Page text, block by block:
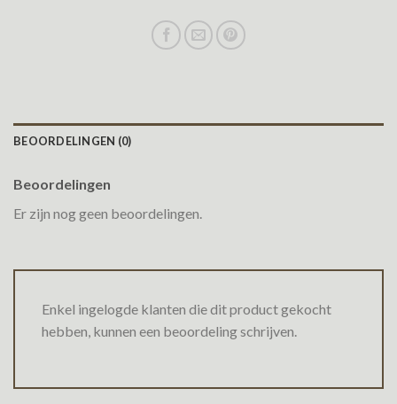
BEOORDELINGEN (0)
Beoordelingen
Er zijn nog geen beoordelingen.
Enkel ingelogde klanten die dit product gekocht
hebben, kunnen een beoordeling schrijven.